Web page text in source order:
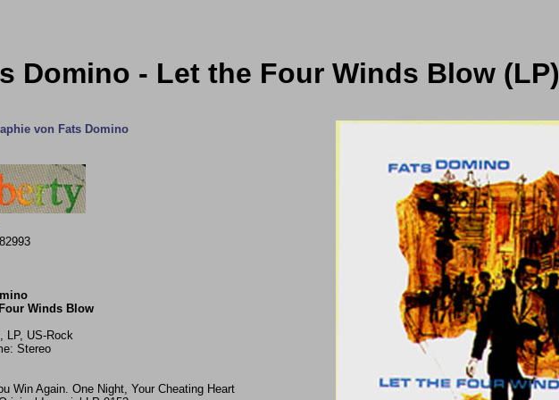
Domino - Let the Four Winds Blow (LP)
von Fats Domino
Winds Blow
LP, US-Rock
Stereo
Win Again. One Night, Your Cheating Heart